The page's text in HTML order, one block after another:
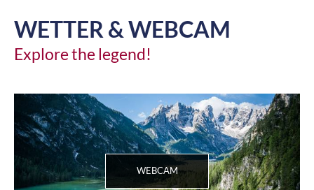
WETTER & WEBCAM
Explore the legend!
WEBCAM